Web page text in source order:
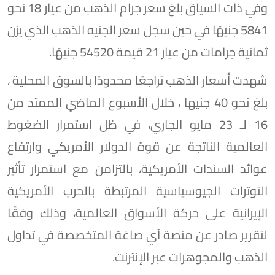
وفي ذات السياق بلغ سعر جرام الذهب من عيار 18 نحو
5841 جنيهًا في حين سجل سعر الجنيه الذهب الذي يزن
ثمانية جرامات من عيار 21 قيمة 54520 جنيهًا.
شهدت أسعار الذهب تراجعًا محدودًا بالسوق المحلية ،
بلغ نحو 40 جنيها ، خلال الأسبوع الماضي الممتد من
16 لـ 23 مايو الجاري، في ظل استمرار الضغوط
العالمية الناتجة عن قوة الدولار الأمريكي وارتفاع
عوائد السندات الأمريكية، بالتزامن مع استمرار تأثير
التوترات الجيوسياسية المرتبطة بالحرب الأمريكية
الإيرانية على حركة الأسواق العالمية، وذلك وفقًا
لتقرير صادر عن منصة آي صاغة المتخصصة في تداول
الذهب والمجوهرات عبر الإنترنت.